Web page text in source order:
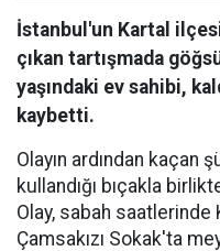
İstanbul'un Kartal
çıkan tartışmada
yaşındaki ev sahibi,
kaybetti.
Olayın ardından kaçan
kullandığı bıçakla
Olay, sabah
Çamsakızı Sokak'ta